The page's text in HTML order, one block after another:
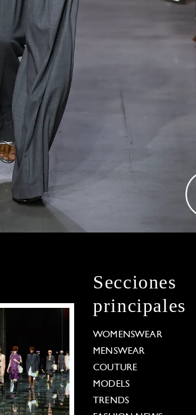
Secciones
principales
WOMENSWEAR
MENSWEAR
COUTURE
MODELS
TRENDS